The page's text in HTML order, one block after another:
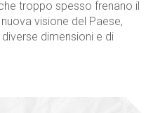
troppo spesso frenano il
visione del Paese,
dimensioni e di